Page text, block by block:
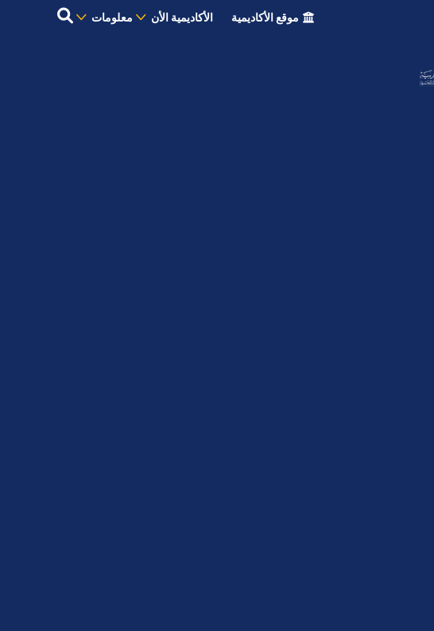
موقع الأكاديمية الأكاديمية الأن معلومات